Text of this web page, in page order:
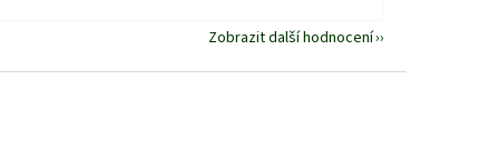
Zobrazit další hodnocení